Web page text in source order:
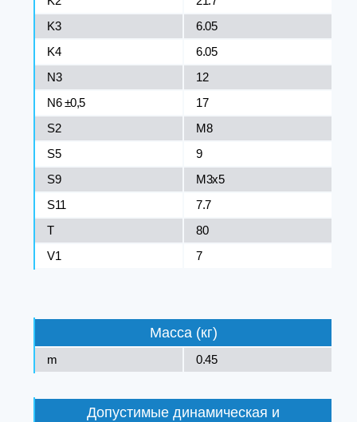
K3
6.05
K4
6.05
N3
12
N6 ±0,5
17
S2
M8
S5
9
S9
M3x5
S11
7.7
T
80
V1
7
Масса (кг)
m 0.45
Допустимые динамическая и